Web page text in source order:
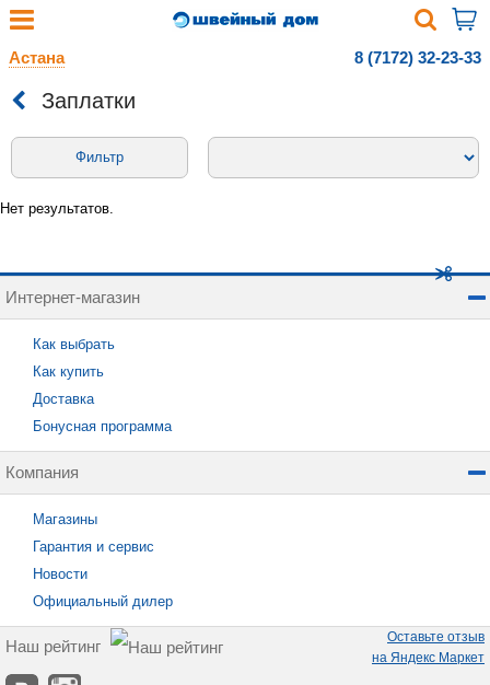
Астана 8 (7172) 32-23-33
Заплатки
Фильтр
Нет результатов.
Интернет-магазин
Как выбрать
Как купить
Доставка
Бонусная программа
Компания
Магазины
Гарантия и сервис
Новости
Официальный дилер
Наш рейтинг
Оставьте отзыв
на Яндекс Маркет